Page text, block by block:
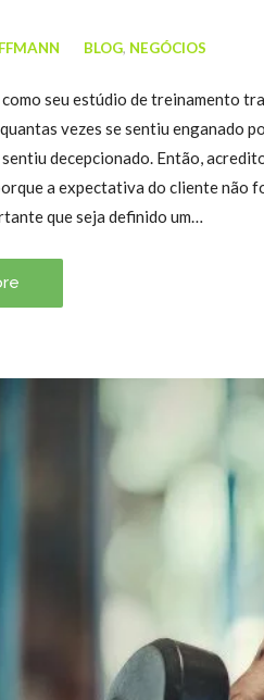
BLOG, NEGÓCIOS
seu estúdio de treinamento
vezes se sentiu enganado
decepcionado. Então,
a expectativa do cliente não
que seja definido um…